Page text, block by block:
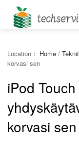
Location： Home /
korvasi sen
iPod
korvasi sen